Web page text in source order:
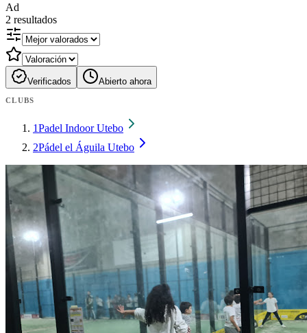
Ad
2 resultados
Verificados Abierto ahora
CLUBS
1Padel Indoor Utebo
2Pádel el Águila Utebo